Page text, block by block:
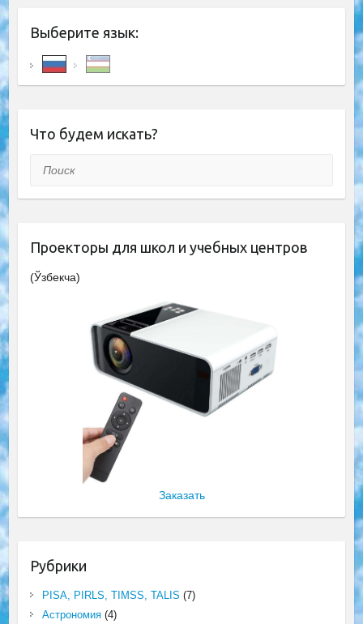
Выберите язык:
Что будем искать?
Поиск
Проекторы для школ и учебных центров
(Ўзбекча)
Заказать
Рубрики
PISA, PIRLS, TIMSS, TALIS (7)
Астрономия(4)